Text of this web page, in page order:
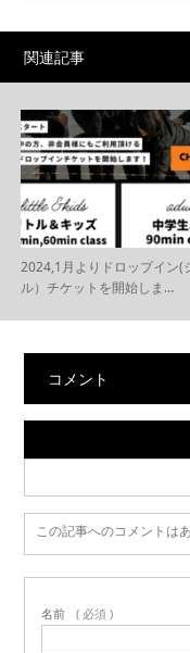
関連記事
2024,1月よりドロップイン(
ル）チケットを開始しま…
コメント
この記事へのコメントは
名前 ( 必須 )